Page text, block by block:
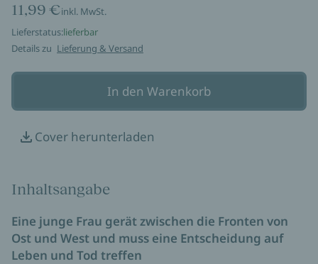
11,99 €inkl. MwSt.
Lieferstatus:lieferbar
Details zu Lieferung & Versand
In den Warenkorb
Cover herunterladen
Inhaltsangabe
Eine junge Frau gerät zwischen die Fronten von
Ost und West und muss eine Entscheidung auf
Leben und Tod treffen